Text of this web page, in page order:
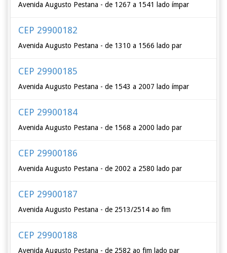
Avenida Augusto Pestana - de 1267 a 1541 lado ímpar
CEP 29900182
Avenida Augusto Pestana - de 1310 a 1566 lado par
CEP 29900185
Avenida Augusto Pestana - de 1543 a 2007 lado ímpar
CEP 29900184
Avenida Augusto Pestana - de 1568 a 2000 lado par
CEP 29900186
Avenida Augusto Pestana - de 2002 a 2580 lado par
CEP 29900187
Avenida Augusto Pestana - de 2513/2514 ao fim
CEP 29900188
Avenida Augusto Pestana - de 2582 ao fim lado par